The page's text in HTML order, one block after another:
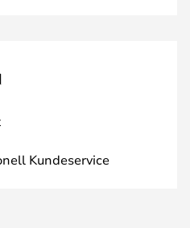
Kundeservice